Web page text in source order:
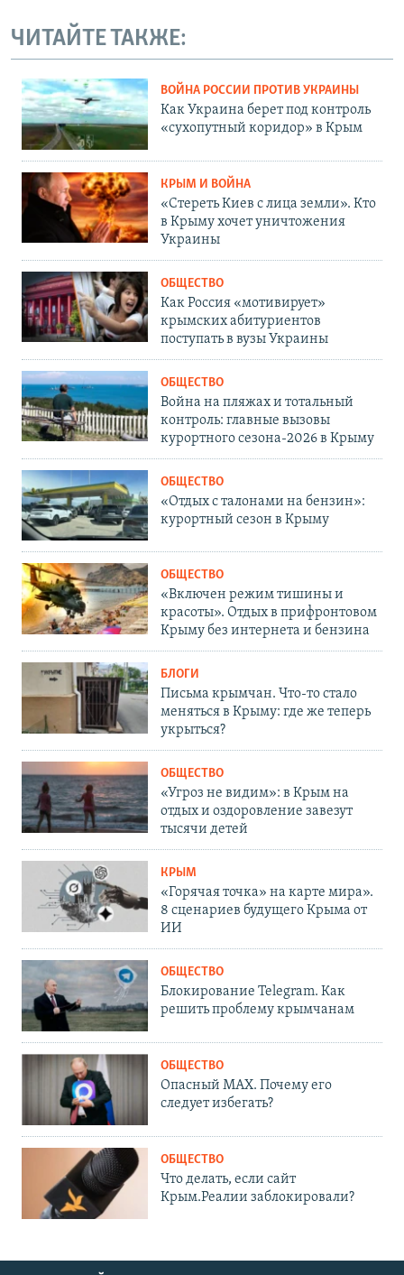
ЧИТАЙТЕ ТАКЖЕ:
ВОЙНА РОССИИ ПРОТИВ УКРАИНЫ
Как Украина берет под контроль
«сухопутный коридор» в Крым
КРЫМ И ВОЙНА
«Стереть Киев с лица земли». Кто
в Крыму хочет уничтожения
Украины
ОБЩЕСТВО
Как Россия «мотивирует»
крымских абитуриентов
поступать в вузы Украины
ОБЩЕСТВО
Война на пляжах и тотальный
контроль: главные вызовы
курортного сезона-2026 в Крыму
ОБЩЕСТВО
«Отдых с талонами на бензин»:
курортный сезон в Крыму
ОБЩЕСТВО
«Включен режим тишины и
красоты». Отдых в прифронтовом
Крыму без интернета и бензина
БЛОГИ
Письма крымчан. Что-то стало
меняться в Крыму: где же теперь
укрыться?
ОБЩЕСТВО
«Угроз не видим»: в Крым на
отдых и оздоровление завезут
тысячи детей
КРЫМ
«Горячая точка» на карте мира».
8 сценариев будущего Крыма от
ИИ
ОБЩЕСТВО
Блокирование Telegram. Как
решить проблему крымчанам
ОБЩЕСТВО
Опасный MAX. Почему его
следует избегать?
ОБЩЕСТВО
Что делать, если сайт
Крым.Реалии заблокировали?